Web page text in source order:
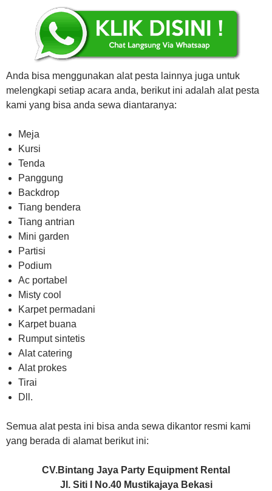
Anda bisa menggunakan alat pesta lainnya juga untuk
melengkapi setiap acara anda, berikut ini adalah alat pesta
kami yang bisa anda sewa diantaranya:
Meja
Kursi
Tenda
Panggung
Backdrop
Tiang bendera
Tiang antrian
Mini garden
Partisi
Podium
Ac portabel
Misty cool
Karpet permadani
Karpet buana
Rumput sintetis
Alat catering
Alat prokes
Tirai
Dll.
Semua alat pesta ini bisa anda sewa dikantor resmi kami
yang berada di alamat berikut ini:
CV.Bintang Jaya Party Equipment Rental
Jl. Siti I No.40 Mustikajaya Bekasi